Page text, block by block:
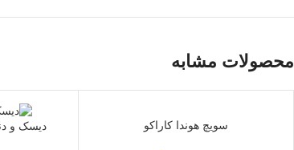
محصولات مشابه
سویچ هوندا کاراکو